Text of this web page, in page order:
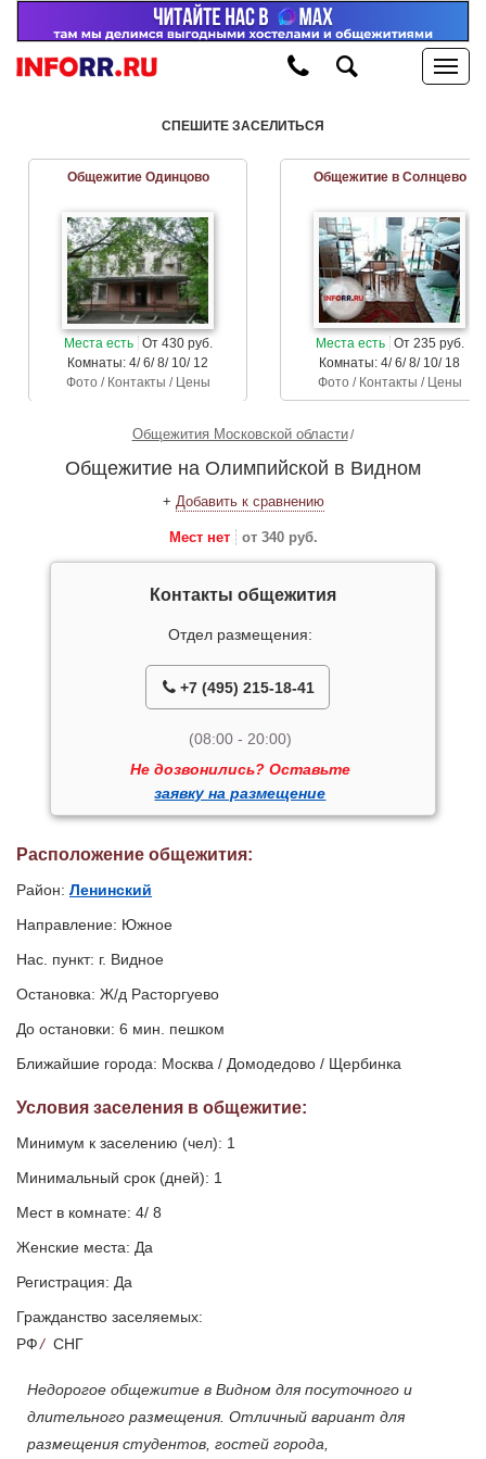
СПЕШИТЕ ЗАСЕЛИТЬСЯ
Общежитие Одинцово
Места есть От 430 руб.
Комнаты: 4/ 6/ 8/ 10/ 12
Фото / Контакты / Цены
Общежитие в Солнцево
Места есть От 235 руб.
Комнаты: 4/ 6/ 8/ 10/ 18
Фото / Контакты / Цены
Общежития Московской области
Общежитие на Олимпийской в Видном
+ Добавить к сравнению
Мест нет от 340 руб.
Контакты общежития
Отдел размещения:
+7 (495) 215-18-41
(08:00 - 20:00)
Не дозвонились? Оставьте
заявку на размещение
Расположение общежития:
Район: Ленинский
Направление: Южное
Нас. пункт: г. Видное
Остановка: Ж/д Расторгуево
До остановки: 6 мин. пешком
Ближайшие города: Москва / Домодедово / Щербинка
Условия заселения в общежитие:
Минимум к заселению (чел): 1
Минимальный срок (дней): 1
Мест в комнате: 4/ 8
Женские места: Да
Регистрация: Да
Гражданство заселяемых:
РФ/ СНГ
Недорогое общежитие в Видном для посуточного и
длительного размещения. Отличный вариант для
размещения студентов, гостей города,